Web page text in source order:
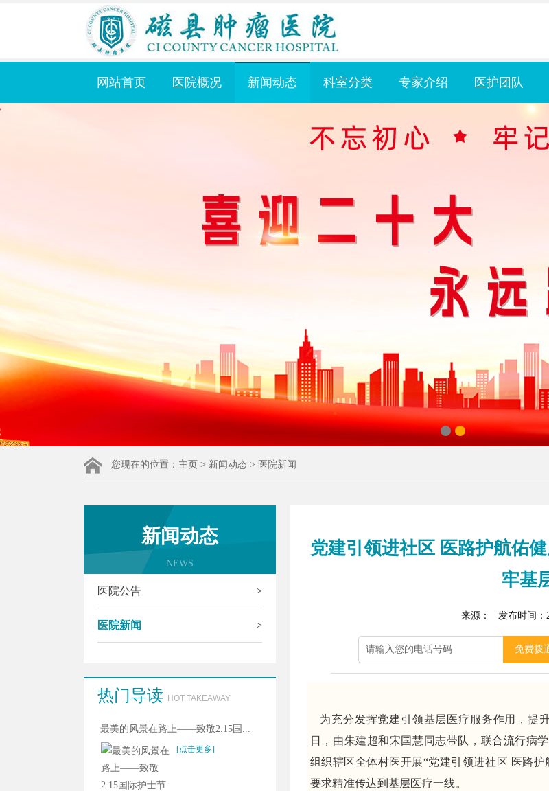
网站首页 医院概况 新闻动态 科室分类 专家介绍 医护团队
您现在的位置： 主页 > 新闻动态 > 医院新闻
新闻动态
NEWS
医院公告 >
医院新闻 >
热门导读 HOT TAKEAWAY
最美的风景在路上——致敬2.15国...
[点击更多]
党建引领进社区 医路护航佑
牢基
来源： 发布时间：
免费拨
为充分发挥党建引领基层医疗服务作用，提
日，由朱建超和宋国慧同志带队，联合流行病
组织辖区全体村医开展“党建引领进社区 医路
要求精准传达到基层医疗一线。